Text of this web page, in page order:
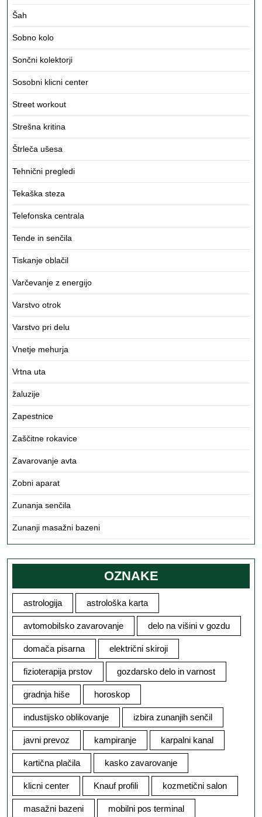
Šah
Sobno kolo
Sončni kolektorji
Sosobni klicni center
Street workout
Strešna kritina
Štrleča ušesa
Tehnični pregledi
Tekaška steza
Telefonska centrala
Tende in senčila
Tiskanje oblačil
Varčevanje z energijo
Varstvo otrok
Varstvo pri delu
Vnetje mehurja
Vrtna uta
žaluzije
Zapestnice
Zaščitne rokavice
Zavarovanje avta
Zobni aparat
Zunanja senčila
Zunanji masažni bazeni
OZNAKE
astrologija astrološka karta
avtomobilsko zavarovanje delo na višini v gozdu
domača pisarna električni skiroji
fizioterapija prstov gozdarsko delo in varnost
gradnja hiše horoskop
industijsko oblikovanje izbira zunanjih senčil
javni prevoz kampiranje karpalni kanal
kartična plačila kasko zavarovanje
klicni center Knauf profili kozmetični salon
masažni bazeni mobilni pos terminal